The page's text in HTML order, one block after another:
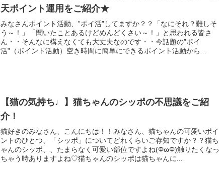
天ポイント運用をご紹介★
みなさんポイント活動、”ポイ活”してますか？？「なにそれ？難しそ
う～！」「聞いたことあるけどめんどくさい～！」と思われる皆さ
ん・・そんなに構えなくても大丈夫なのです・・今話題の”ポイ
活”（ポイント活動）空き時間に簡単にできるポイント活動から...
【猫の気持ち♩】猫ちゃんのシッポの不思議をご紹
介！
猫好きのみなさん、こんにちは！！みなさん、猫ちゃんの可愛いポイ
ントのひとつ、「シッポ」についてどれくらいご存知ですか？？猫ち
ゃんのシッポ、、たまらなく可愛い部位ですよね(ΦωΦ)触りたくなっ
ちゃう時ありますよね♡猫ちゃんのシッポは猫ちゃんに...